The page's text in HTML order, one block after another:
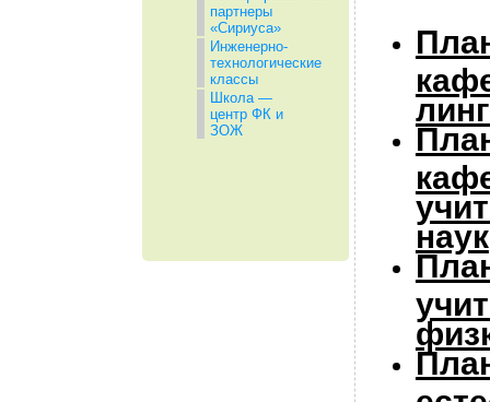
партнеры
«Сириуса»
Инженерно-
технологические
классы
Школа —
центр ФК и
ЗОЖ
наук